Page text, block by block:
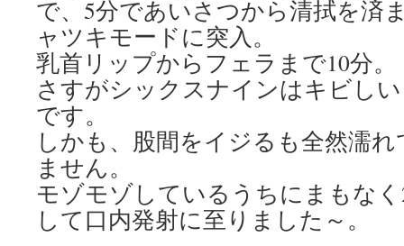
で、5分であいさつから清拭を済
ャツキモードに突入。
乳首リップからフェラまで10分。
さすがシックスナインはキビし
です。
しかも、股間をイジるも全然濡
ません。
モゾモゾしているうちにまもな
して口内発射に至りました～。